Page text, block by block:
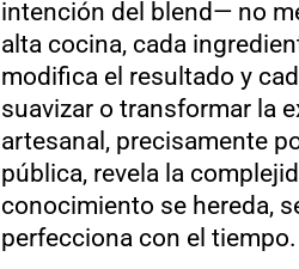
intención del blend— no
alta cocina, cada
modifica el resultado y
suavizar o transformar la
artesanal, precisamente
pública, revela la
conocimiento se hereda,
perfecciona con el tiempo.